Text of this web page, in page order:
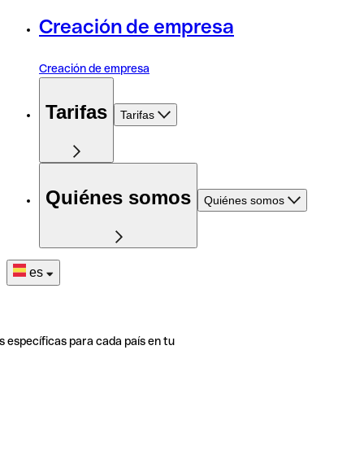
Creación de empresa
Creación de empresa
Tarifas Tarifas
Quiénes somos Quiénes somos
es
específicas para cada país en tu